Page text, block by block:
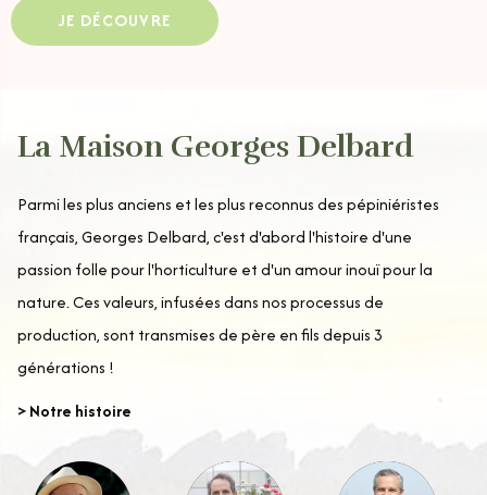
JE DÉCOUVRE
La Maison Georges Delbard
Parmi les plus anciens et les plus reconnus des pépiniéristes
français, Georges Delbard, c'est d'abord l'histoire d'une
passion folle pour l'horticulture et d'un amour inouï pour la
nature. Ces valeurs, infusées dans nos processus de
production, sont transmises de père en fils depuis 3
générations !
> Notre histoire